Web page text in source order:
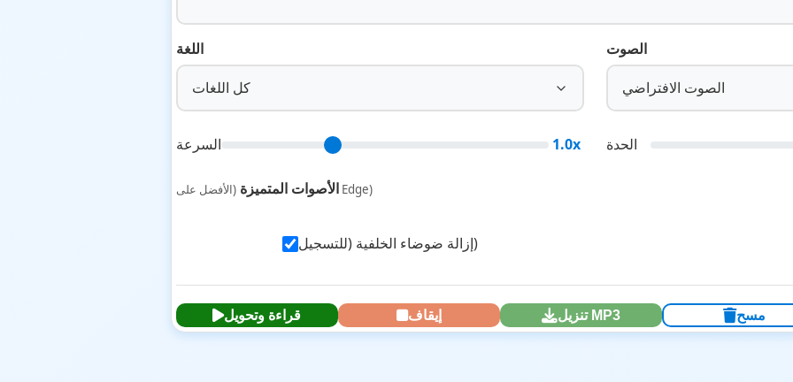
اللغة
كل اللغات
الصوت
الصوت الافتراضي
السرعة 1.0x الحدة
الأصوات المتميزة (الأفضل على Edge)
إزالة ضوضاء الخلفية (للتسجيل)
قراءة وتحويل إيقاف تنزيل MP3 مسح